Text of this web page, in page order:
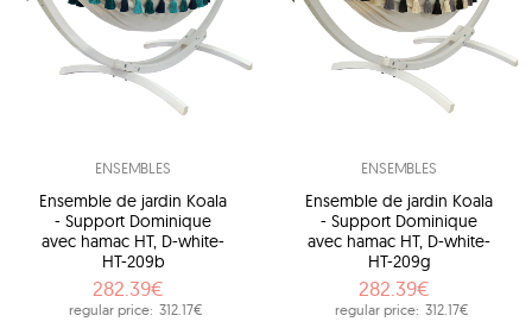
ENSEMBLES
Ensemble de jardin Koala
- Support Dominique
avec hamac HT, D-white-
HT-209b
282.39€
regular price: 312.17€
ENSEMBLES
Ensemble de jardin Koala
- Support Dominique
avec hamac HT, D-white-
HT-209g
282.39€
regular price: 312.17€